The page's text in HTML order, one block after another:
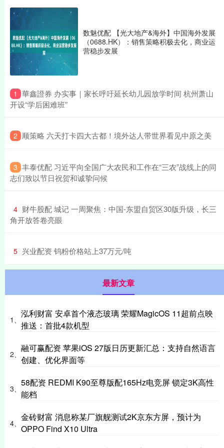
数魅优配 【光大地产&海外】中国海外发展
（0688.HK）：销售策略积极去化，商业运
营稳步发展
1 ​華鑫證券 办实事｜家长呼吁延长幼儿园放学时间 杭州萧山
开设“学后困难班”
2 ​顺策略 六天打卡四大古都！境外达人带世界看见中原之美
3 ​丰泰优配 习近平向全国广大农民和工作在“三农”战线上的同
志们致以节日祝贺和诚挚问候
4 ​财牛股配 城记 一周聚焦：中国-东盟自贸区30版升级，长三
角开放答卷亮眼
5 ​兴业配资 钨粉价格站上37万元/吨
最新文章
1、
泓利财富 安卓首个液态玻璃 荣耀MagicOS 11超前点映
推送：首批4款机型
2、
融可赢配资 苹果iOS 27版日历更新汇总：支持自然语言
创建、优化界面等
3、
58配资 REDMI K90至尊版配165Hz电竞屏 锁定3K高性
能档
4、
金砖财富 消息称某厂旗舰测试2K京东方屏，预计为
OPPO Find X10 Ultra